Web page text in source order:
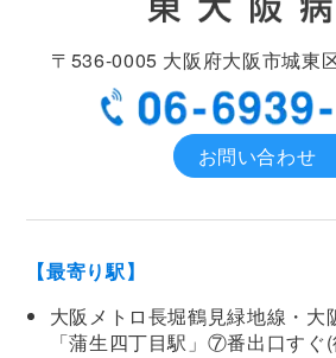
〒536-0005 大阪府大阪市城東
お問い合わせ
【最寄り駅】
大阪メトロ長堀鶴見緑地線・大
「蒲生四丁目駅」⑦番出口すぐ